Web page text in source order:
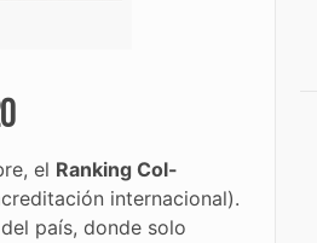
el Ranking Col-
internacional).
país, donde solo